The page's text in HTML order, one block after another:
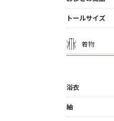
トールサイズ
着物
浴衣
紬